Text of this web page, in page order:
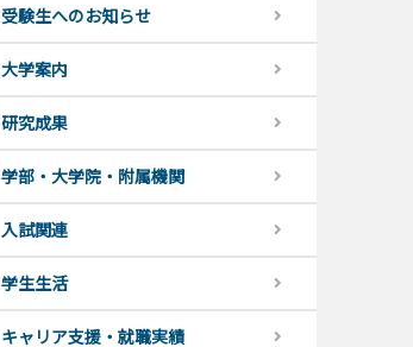
受験生へのお知らせ
大学案内
研究成果
学部・大学院・附属機関
入試関連
学生生活
キャリア支援・就職実績